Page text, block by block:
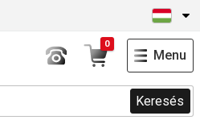
Keresés
0
Menu